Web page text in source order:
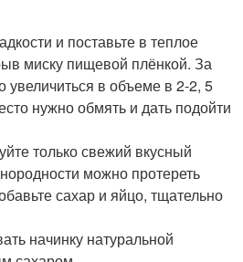
и поставьте в теплое
миску пищевой плёнкой. За
увеличиться в объеме в 2-2, 5
нужно обмять и дать подойти
только свежий вкусный
можно протереть
сахар и яйцо, тщательно
начинку натуральной